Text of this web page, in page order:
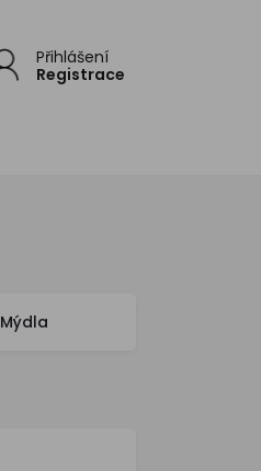
Přihlášení
Registrace
Mýdla